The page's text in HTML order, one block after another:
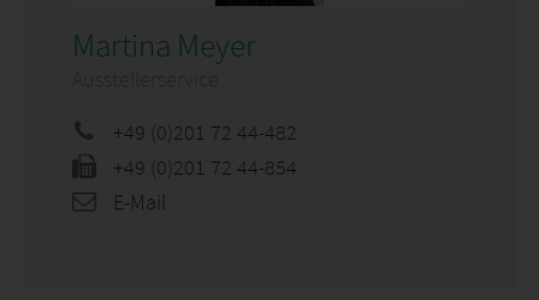
Martina Meyer
+49 (0)201 72 44-482
+49 (0)201 72 44-854
E-Mail